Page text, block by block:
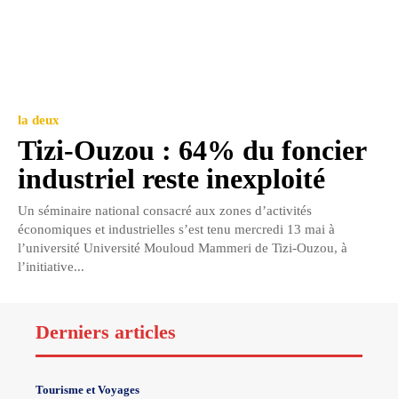
la deux
Tizi-Ouzou : 64% du foncier
industriel reste inexploité
Un séminaire national consacré aux zones d’activités
économiques et industrielles s’est tenu mercredi 13 mai à
l’université Université Mouloud Mammeri de Tizi-Ouzou, à
l’initiative...
Derniers articles
Tourisme et Voyages